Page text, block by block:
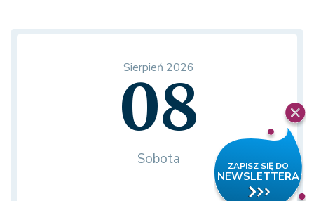
Sierpień 2026
08
Sobota